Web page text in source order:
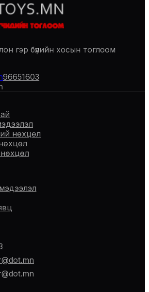
болон гэр бүлийн хосын тоглоом
96651603
нөхцөл